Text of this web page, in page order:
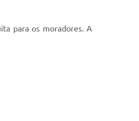
para os moradores. A